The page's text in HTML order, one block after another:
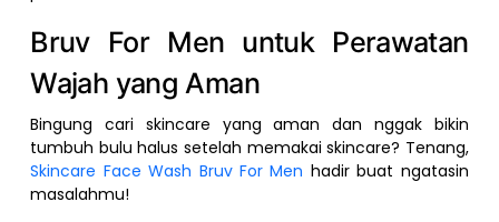
Bruv For Men untuk Perawatan
Wajah yang Aman
Bingung cari skincare yang aman dan nggak bikin
tumbuh bulu halus setelah memakai skincare? Tenang,
Skincare Face Wash Bruv For Men hadir buat ngatasin
masalahmu!